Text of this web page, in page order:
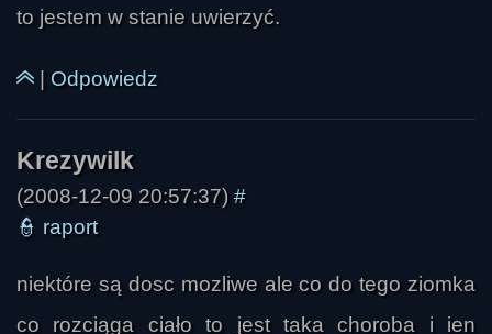
to jestem w stanie uwierzyć.
| Odpowiedz
(2008-12-09 20:57:37) #
👮 raport
niektóre są dosc mozliwe ale co do tego ziomka
co rozciąga ciało to jest taka choroba i ien
gfdgggte